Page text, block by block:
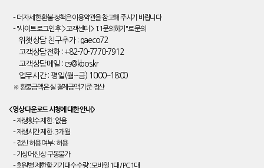
– 더 자세한 환불 정책은 이용약관을 참고해 주시기 바랍니다
– "사이트 로그인 후 > 고객센터 > 1:1문의하기"로 문의
위챗상담 친구추가 : gaeco72
고객상담전화 : +82-70-7770-7912
고객상담메일 : cs@kbos.kr
업무시간 : 평일(월~금) 10:00~18:00
※ 환불금액은 실 결제금액 기준 정산
<영상 다운로드 시청에 대한 안내>
– 재생횟수 제한 : 없음
– 재생시간 제한 : 3개월
– 갱신 허용 여부 : 허용
– 가상머신 상 구동불가
– 회원별 제한할 기기대수 수량 : 모바일 1대/ PC 1대